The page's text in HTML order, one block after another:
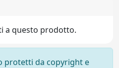
a questo prodotto.
protetti da copyright e